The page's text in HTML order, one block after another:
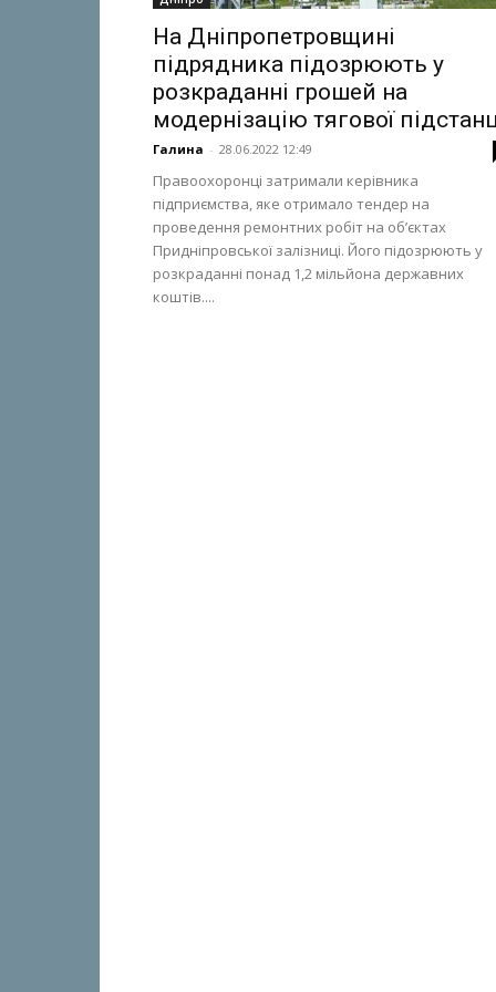
На Дніпропетровщині
підрядника підозрюють у
розкраданні грошей на
модернізацію тягової
Галина - 28.06.2022 12:49
Правоохоронці затримали керівника
підприємства, яке отримало тендер на
проведення ремонтних робіт на об’єктах
Придніпровської залізниці. Його підозрюють у
розкраданні понад 1,2 мільйона державних
коштів....